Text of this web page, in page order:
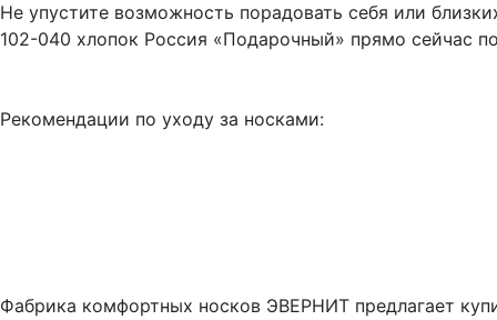
Не упустите возможность порадовать себя или
102-040 хлопок Россия «Подарочный» прямо сейчас
Рекомендации по уходу за носками:
Фабрика комфортных носков ЭВЕРНИТ предлагает